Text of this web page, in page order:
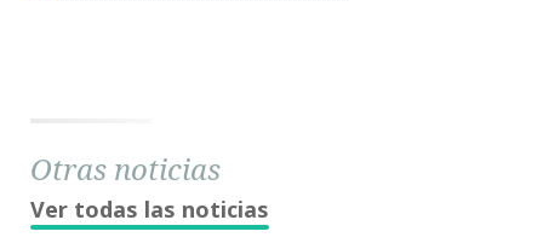
Otras noticias
Ver todas las noticias